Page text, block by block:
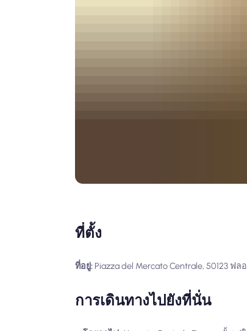
ที่ตั้ง
ที่อยู่: Piazza del Mercato Centrale, 50123 ฟล
การเดินทางไปยังที่นั่น